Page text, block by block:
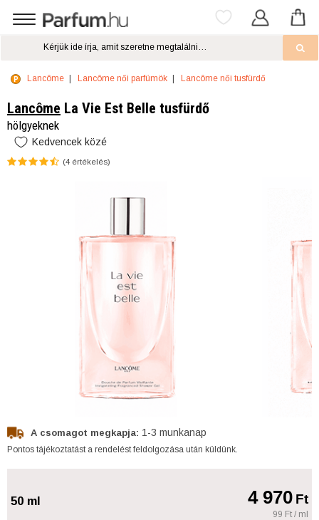
Lancôme Lancôme női parfümök Lancôme női tusfürdő
Lancôme La Vie Est Belle tusfürdő
hölgyeknek
Kedvencek közé
(4 értékelés)
A csomagot megkapja: 1-3 munkanap
Pontos tájékoztatást a rendelést feldolgozása után küldünk.
50 ml 4 970Ft
99 Ft / ml